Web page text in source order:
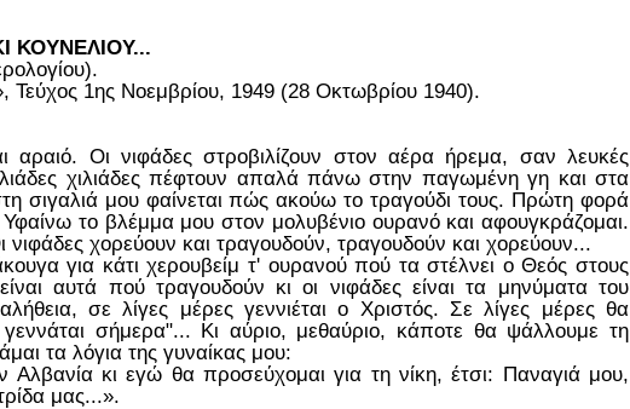
ΚΟΥΝΕΛΙΟΥ...
Τεύχος 1ης Νοεμβρίου, 1949 (28 Οκτωβρίου 1940).
αραιό. Οι νιφάδες στροβιλίζουν στον αέρα ήρεμα, σαν λευκές
χιλιάδες πέφτουν απαλά πάνω στην παγωμένη γη και στα
μου φαίνεται πώς ακούω το τραγούδι τους. Πρώτη φορά
Υφαίνω το βλέμμα μου στον μολυβένιο ουρανό και αφουγκράζομαι.
νιφάδες χορεύουν και τραγουδούν, τραγουδούν και χορεύουν...
για κάτι χερουβείμ τ' ουρανού πού τα στέλνει ο Θεός στους
αυτά πού τραγουδούν κι οι νιφάδες είναι τα μηνύματα του
σε λίγες μέρες γεννιέται ο Χριστός. Σε λίγες μέρες θα
σήμερα"... Κι αύριο, μεθαύριο, κάποτε θα ψάλλουμε τη
τα λόγια της γυναίκας μου:
κι εγώ θα προσεύχομαι για τη νίκη, έτσι: Παναγιά μου,
μας...».